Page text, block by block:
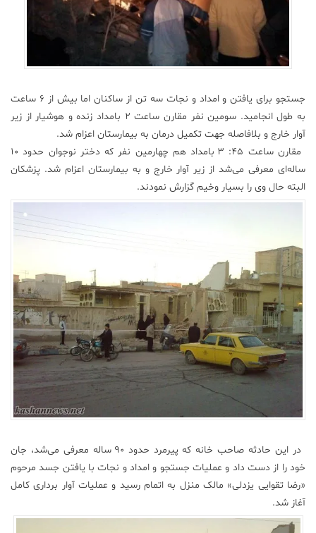
جستجو برای یافتن و امداد و نجات سه تن از ساکنان اما بیش از ۶ ساعت
به طول انجامید. سومین نفر مقارن ساعت ۲ بامداد زنده و هوشیار از زیر
آوار خارج و بلافاصله جهت تکمیل درمان به بیمارستان اعزام شد.
مقارن ساعت ۴۵: ۳ بامداد هم چهارمین نفر که دختر نوجوان حدود ۱۰
ساله‌ای معرفی می‌شد از زیر آوار خارج و به بیمارستان اعزام شد. پزشکان
البته حال وی را بسیار وخیم گزارش نمودند.
در این حادثه صاحب خانه که پیرمرد حدود ۹۰ ساله معرفی می‌شد، جان
خود را از دست داد و عملیات جستجو و امداد و نجات با یافتن جسد مرحوم
«رضا تقوایی یزدلی» مالک منزل به اتمام رسید و عملیات آوار برداری کامل
آغاز شد.